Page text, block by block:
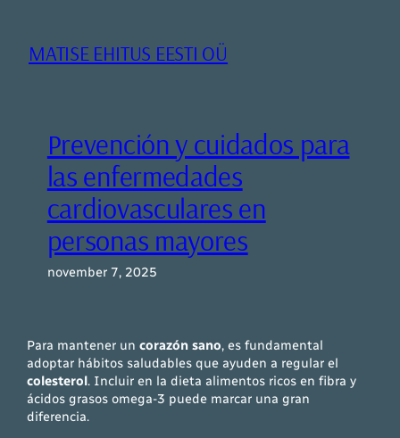
juurdeMATISE EHITUS EESTI OÜ
Prevención y cuidados para
las enfermedades
cardiovasculares en
personas mayores
november 7, 2025
Para mantener uncorazón sano, es fundamental
adoptar hábitos saludables que ayuden a regular el
colesterol. Incluir en la dieta alimentos ricos en fibra y
ácidos grasos omega-3 puede marcar una gran
diferencia.